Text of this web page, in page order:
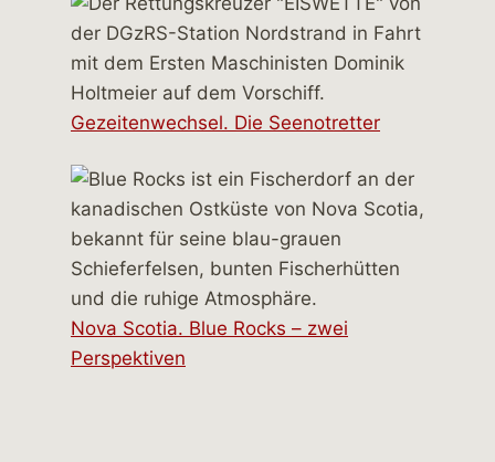
Gezeitenwechsel. Die Seenotretter
Nova Scotia. Blue Rocks – zwei
Perspektiven